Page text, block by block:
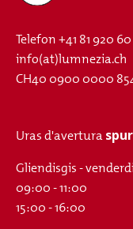
Telefon+41 81 920
info(at)lumnezia.ch
CH40 0900 0000
Uras d'avertura
Gliendisgis -
09:00 - 11:00
15:00 - 16:00